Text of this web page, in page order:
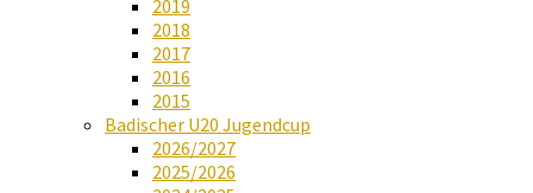
2019
2018
2017
2016
2015
Badischer U20 Jugendcup
2026/2027
2025/2026